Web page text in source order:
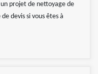
projet de nettoyage de
devis si vous êtes à